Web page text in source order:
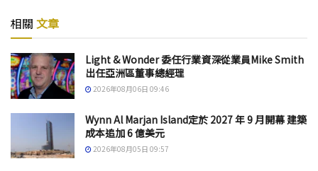
相關 文章
Light & Wonder 委任行業資深從業員Mike Smith
出任亞洲區董事總經理
2026年08月06日 09:46
Wynn Al Marjan Island定於 2027 年 9 月開幕 建築
成本追加 6 億美元
2026年08月05日 09:57